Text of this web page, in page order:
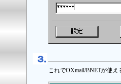
これでOXmail/BNETが使え